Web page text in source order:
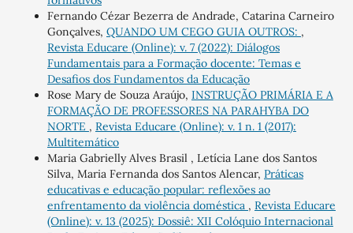
Fernando Cézar Bezerra de Andrade, Catarina Carneiro
Gonçalves, QUANDO UM CEGO GUIA OUTROS: ,
Revista Educare (Online): v. 7 (2022): Diálogos
Fundamentais para a Formação docente: Temas e
Desafios dos Fundamentos da Educação
Rose Mary de Souza Araújo, INSTRUÇÃO PRIMÁRIA E A
FORMAÇÃO DE PROFESSORES NA PARAHYBA DO
NORTE , Revista Educare (Online): v. 1 n. 1 (2017):
Multitemático
Maria Gabrielly Alves Brasil , Letícia Lane dos Santos
Silva, Maria Fernanda dos Santos Alencar, Práticas
educativas e educação popular: reflexões ao
enfrentamento da violência doméstica , Revista Educare
(Online): v. 13 (2025): Dossiê: XII Colóquio Internacional